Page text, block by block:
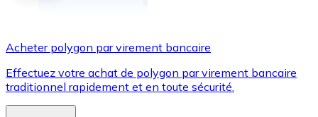
Carte de crédit / débit
Utilisez les cartes Visa et Mastercard pour acheter
Acheter avec carte
Acheter polygon par virement bancaire
Effectuez votre achat de polygon par virement bancaire
traditionnel rapidement et en toute sécurité.